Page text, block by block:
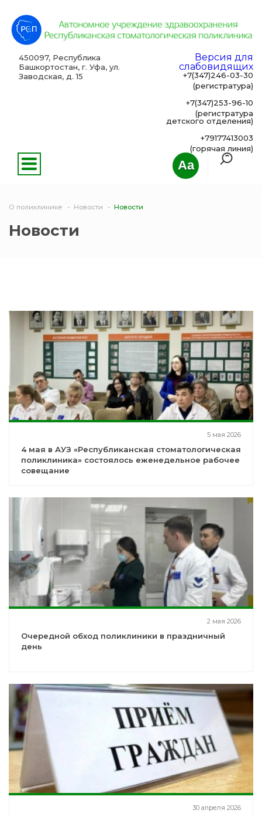
Aa
450097, Республика
Башкортостан, г. Уфа, ул.
Заводская, д. 15
Версия для
слабовидящих
+7(347)246-03-30
(регистратура)
+7(347)253-96-10
(регистратура
детского отделения)
+79177413003
(горячая линия)
О поликлинике Новости Новости
Новости
5 мая 2026
4 мая в АУЗ «Республиканская стоматологическая
поликлиника» состоялось еженедельное рабочее
совещание
2 мая 2026
Очередной обход поликлиники в праздничный
день
30 апреля 2026